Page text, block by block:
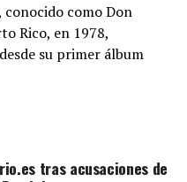
como Don
Rico, en 1978,
su primer álbum
tras acusaciones de